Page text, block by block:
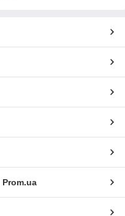
Prom.ua